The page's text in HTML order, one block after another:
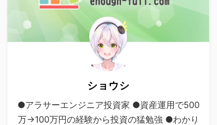
ショウシ
●アラサーエンジニア投資家 ●資産運用で500
万→100万円の経験から投資の猛勉強 ●わかり